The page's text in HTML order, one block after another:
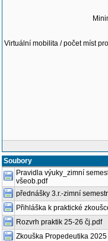
Virtuální mobilita / počet míst
Soubory
Pravidla výuky_zimní
všeob.pdf
přednášky 3.r.-zimní
Přihláška k praktické
Rozvrh praktik 25-26 čj.pdf
Zkouška Propedeutika